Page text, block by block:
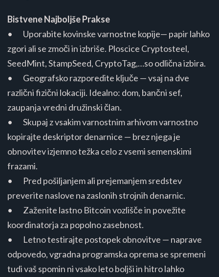
Bistvene Najboljše Prakse
• Uporabite kovinske varnostne kopije— papir lahko
zgori ali se zmoči in izbriše. Ploscice Cryptosteel,
SeedMint, StampSeed, CryptoTag,…so odlična izbira.
• Geografsko razporedite ključe — vsaj na dve
različni fizični lokaciji. Idealno: dom, bančni sef,
zaupanja vredni družinski član.
• Skupaj z vsakim varnostnim arhivom varnostno
kopirajte deskriptor denarnice — brez njega je
obnovitev izjemno težka celo z vsemi semenskimi
frazami.
• Pred pošiljanjem ali prejemanjem sredstev
preverite naslove na zaslonih strojnih denarnic.
• Zaženite lastno Bitcoin vozlišče in povežite
koordinatorja za popolno zasebnost.
• Letno testirajte postopek obnovitve — naprave
odpovedo, vgradna programska oprema se spremeni
tudi vaš spomin ni vsako leto boljši in hitro lahko